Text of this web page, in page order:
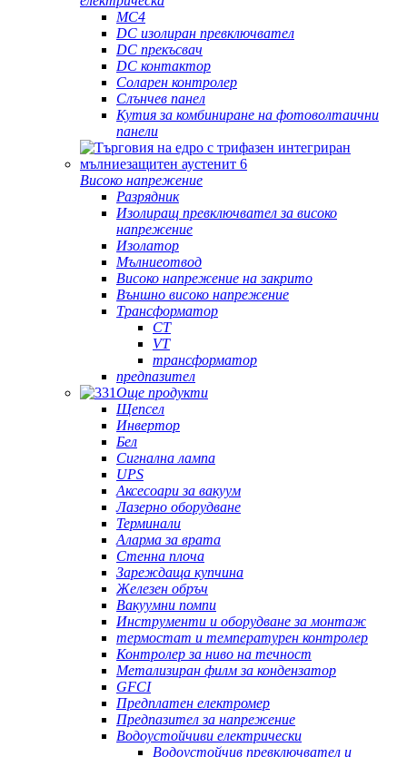
MC4
DC изолиран превключвател
DC прекъсвач
DC контактор
Соларен контролер
Слънчев панел
Кутия за комбиниране на фотоволтаични
панели
Високо напрежение
Разрядник
Изолиращ превключвател за високо
напрежение
Изолатор
Мълниеотвод
Високо напрежение на закрито
Външно високо напрежение
Трансформатор
CT
VT
трансформатор
предпазител
Още продукти
Щепсел
Инвертор
Бел
Сигнална лампа
UPS
Аксесоари за вакуум
Лазерно оборудване
Терминали
Аларма за врата
Стенна плоча
Зареждаща купчина
Железен обръч
Вакуумни помпи
Инструменти и оборудване за монтаж
термостат и температурен контролер
Контролер за ниво на течност
Метализиран филм за кондензатор
GFCI
Предплатен електромер
Предпазител за напрежение
Водоустойчиви електрически
Водоустойчив превключвател и